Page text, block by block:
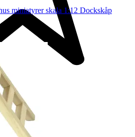
miniatyrer skala 1:12 Dockskåp